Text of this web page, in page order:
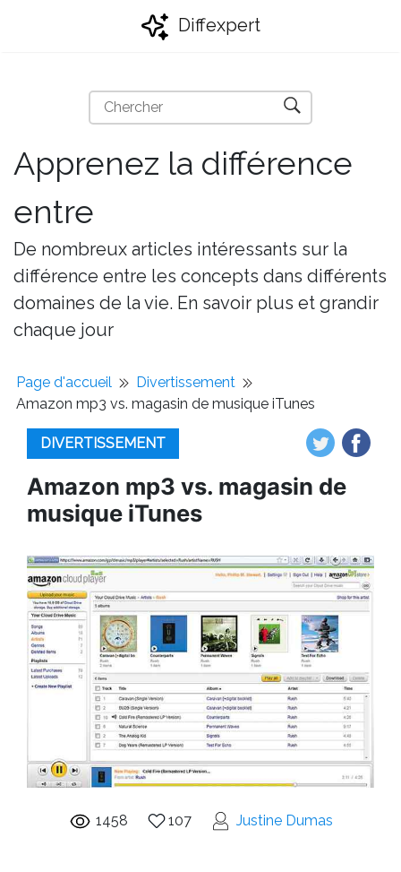
Diffexpert
Apprenez la différence
entre
De nombreux articles intéressants sur la
différence entre les concepts dans différents
domaines de la vie. En savoir plus et grandir
chaque jour
Page d'accueil
Divertissement
Amazon mp3 vs. magasin de musique iTunes
DIVERTISSEMENT
Amazon mp3 vs. magasin de
musique iTunes
1458 107 Justine Dumas